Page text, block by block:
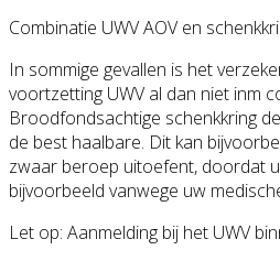
Combinatie UWV AOV en
In sommige gevallen is het
voortzetting UWV al dan niet inm
Broodfondsachtige schenkkring
de best haalbare. Dit kan
zwaar beroep uitoefent, doordat
bijvoorbeeld vanwege uw
Let op: Aanmelding bij het UWV